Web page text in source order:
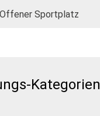
Offener Sportplatz
Kategorien